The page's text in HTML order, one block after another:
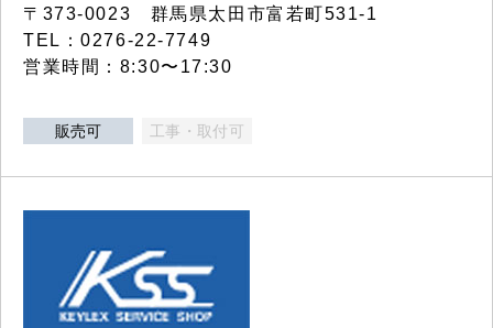
〒373-0023 群馬県太田市富若町531-1
TEL：0276-22-7749
営業時間：8:30〜17:30
販売可 工事・取付可